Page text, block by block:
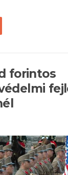
forintos